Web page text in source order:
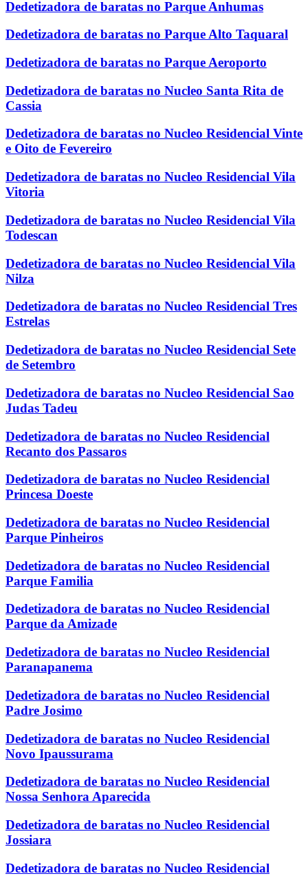
Dedetizadora de baratas no Parque Anhumas
Dedetizadora de baratas no Parque Alto Taquaral
Dedetizadora de baratas no Parque Aeroporto
Dedetizadora de baratas no Nucleo Santa Rita de
Cassia
Dedetizadora de baratas no Nucleo Residencial Vinte
e Oito de Fevereiro
Dedetizadora de baratas no Nucleo Residencial Vila
Vitoria
Dedetizadora de baratas no Nucleo Residencial Vila
Todescan
Dedetizadora de baratas no Nucleo Residencial Vila
Nilza
Dedetizadora de baratas no Nucleo Residencial Tres
Estrelas
Dedetizadora de baratas no Nucleo Residencial Sete
de Setembro
Dedetizadora de baratas no Nucleo Residencial Sao
Judas Tadeu
Dedetizadora de baratas no Nucleo Residencial
Recanto dos Passaros
Dedetizadora de baratas no Nucleo Residencial
Princesa Doeste
Dedetizadora de baratas no Nucleo Residencial
Parque Pinheiros
Dedetizadora de baratas no Nucleo Residencial
Parque Familia
Dedetizadora de baratas no Nucleo Residencial
Parque da Amizade
Dedetizadora de baratas no Nucleo Residencial
Paranapanema
Dedetizadora de baratas no Nucleo Residencial
Padre Josimo
Dedetizadora de baratas no Nucleo Residencial
Novo Ipaussurama
Dedetizadora de baratas no Nucleo Residencial
Nossa Senhora Aparecida
Dedetizadora de baratas no Nucleo Residencial
Jossiara
Dedetizadora de baratas no Nucleo Residencial